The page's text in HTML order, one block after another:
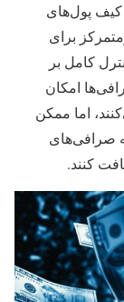
کیف پول‌های
برای
کامل بر
امکان
اما ممکن
صرافی‌های
کنند.